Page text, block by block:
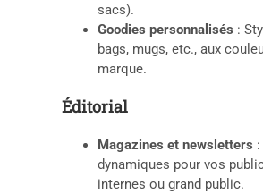
sacs).
Goodies personnalisés :
bags, mugs, etc., aux
marque.
Éditorial
Magazines et newsletters
dynamiques pour vos
internes ou grand public.